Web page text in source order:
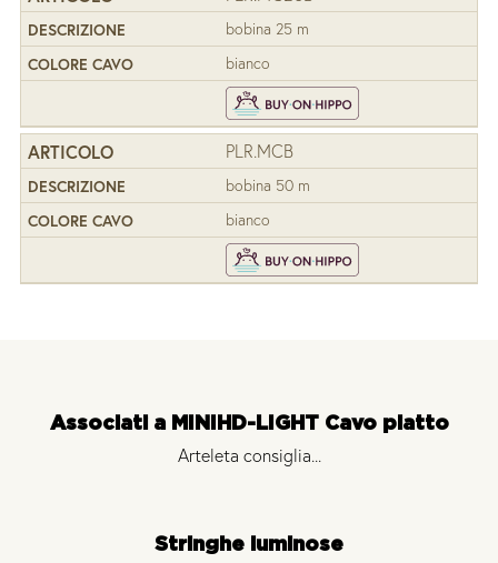
bobina 25 m
bianco
PLR.MCB
bobina 50 m
bianco
Associati a MINIHD-LIGHT Cavo piatto
Arteleta consiglia...
Stringhe luminose